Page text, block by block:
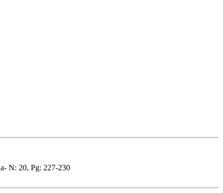
N: 20, Pg: 227-230